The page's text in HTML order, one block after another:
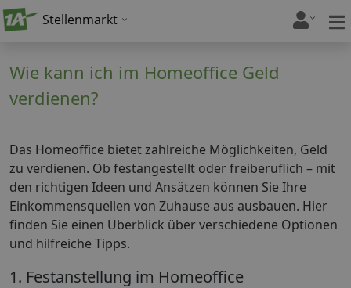
Stellenmarkt
Wie kann ich im Homeoffice Geld
verdienen?
Das Homeoffice bietet zahlreiche Möglichkeiten, Geld
zu verdienen. Ob festangestellt oder freiberuflich – mit
den richtigen Ideen und Ansätzen können Sie Ihre
Einkommensquellen von Zuhause aus ausbauen. Hier
finden Sie einen Überblick über verschiedene Optionen
und hilfreiche Tipps.
1. Festanstellung im Homeoffice